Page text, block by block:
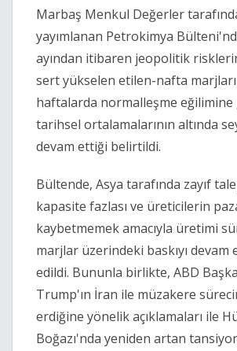
Marbaş Menkul Değerler
yayımlanan Petrokimya
ayından itibaren jeopolitik
sert yükselen etilen-nafta
haftalarda normalleşme eğilimine
tarihsel ortalamalarının altında
devam ettiği belirtildi.
Bültende, Asya tarafında zayıf
kapasite fazlası ve üreticilerin
kaybetmemek amacıyla üretimi
marjlar üzerindeki baskıyı
edildi. Bununla birlikte, ABD
Trump'ın İran ile müzakere
erdiğine yönelik açıklamaları ile
Boğazı'nda yeniden artan